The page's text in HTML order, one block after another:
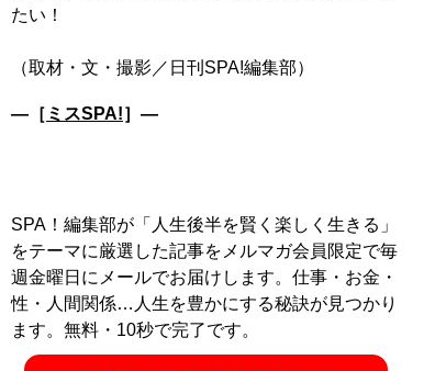
たい！
―［ ミスSPA!］―
SPA！編集部が「人生後半を賢く楽しく生きる」
をテーマに厳選した記事をメルマガ会員限定で毎
週金曜日にメールでお届けします。仕事・お金・
性・人間関係…人生を豊かにする秘訣が見つかり
ます。無料・10秒で完了です。